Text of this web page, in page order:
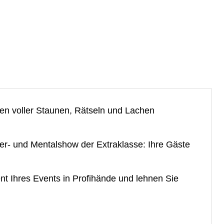
voller Staunen, Rätseln und Lachen
und Mentalshow der Extraklasse: Ihre Gäste
Ihres Events in Profihände und lehnen Sie